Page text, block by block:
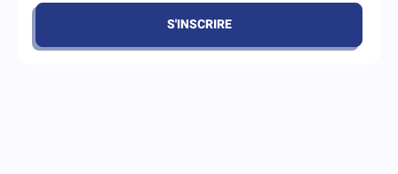
S'INSCRIRE